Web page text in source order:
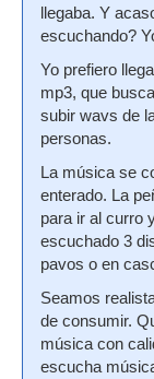
llegaba. Y
escuchando?
Yo prefiero
mp3, que
subir wavs de
personas.
La música se
enterado. La
para ir al curro
escuchado 3
pavos o en
Seamos
de consumir.
música con
escucha